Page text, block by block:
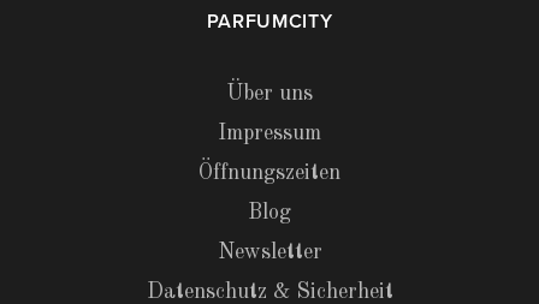
PARFUMCITY
Über uns
Impressum
Öffnungszeiten
Blog
Newsletter
Datenschutz & Sicherheit